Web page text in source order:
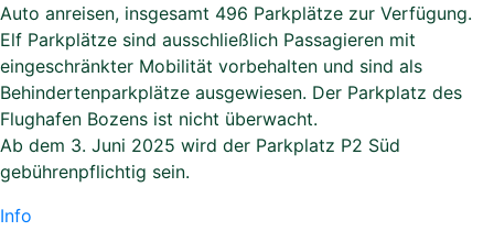
Auto anreisen, insgesamt 496 Parkplätze zur Verfügung.
Elf Parkplätze sind ausschließlich Passagieren mit
eingeschränkter Mobilität vorbehalten und sind als
Behindertenparkplätze ausgewiesen. Der Parkplatz des
Flughafen Bozens ist nicht überwacht.
Ab dem 3. Juni 2025 wird der Parkplatz P2 Süd
gebührenpflichtig sein.
Info